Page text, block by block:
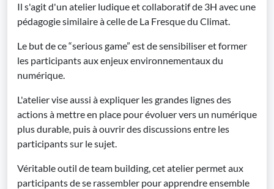
Il s'agit d'un atelier ludique et collaboratif de 3H avec une
pédagogie similaire à celle de La Fresque du Climat.
Le but de ce “serious game” est de sensibiliser et former
les participants aux enjeux environnementaux du
numérique.
L'atelier vise aussi à expliquer les grandes lignes des
actions à mettre en place pour évoluer vers un numérique
plus durable, puis à ouvrir des discussions entre les
participants sur le sujet.
Véritable outil de team building, cet atelier permet aux
participants de se rassembler pour apprendre ensemble